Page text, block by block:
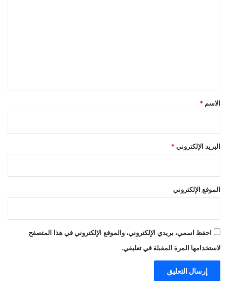
*
الاسم *
البريد الإلكتروني *
الموقع الإلكتروني
احفظ اسمي، بريدي الإلكتروني، والموقع الإلكتروني في هذا المتصفح
لاستخدامها المرة المقبلة في تعليقي.